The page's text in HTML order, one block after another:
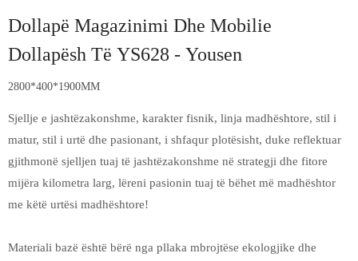
Dollapë Magazinimi Dhe Mobilie
Dollapësh Të YS628 - Yousen
2800*400*1900MM
Sjellje e jashtëzakonshme, karakter fisnik, linja madhështore, stil i
matur, stil i urtë dhe pasionant, i shfaqur plotësisht, duke reflektuar
gjithmonë sjelljen tuaj të jashtëzakonshme në strategji dhe fitore
mijëra kilometra larg, lëreni pasionin tuaj të bëhet më madhështor
me këtë urtësi madhështore!
Materiali bazë është bërë nga pllaka mbrojtëse ekologjike dhe